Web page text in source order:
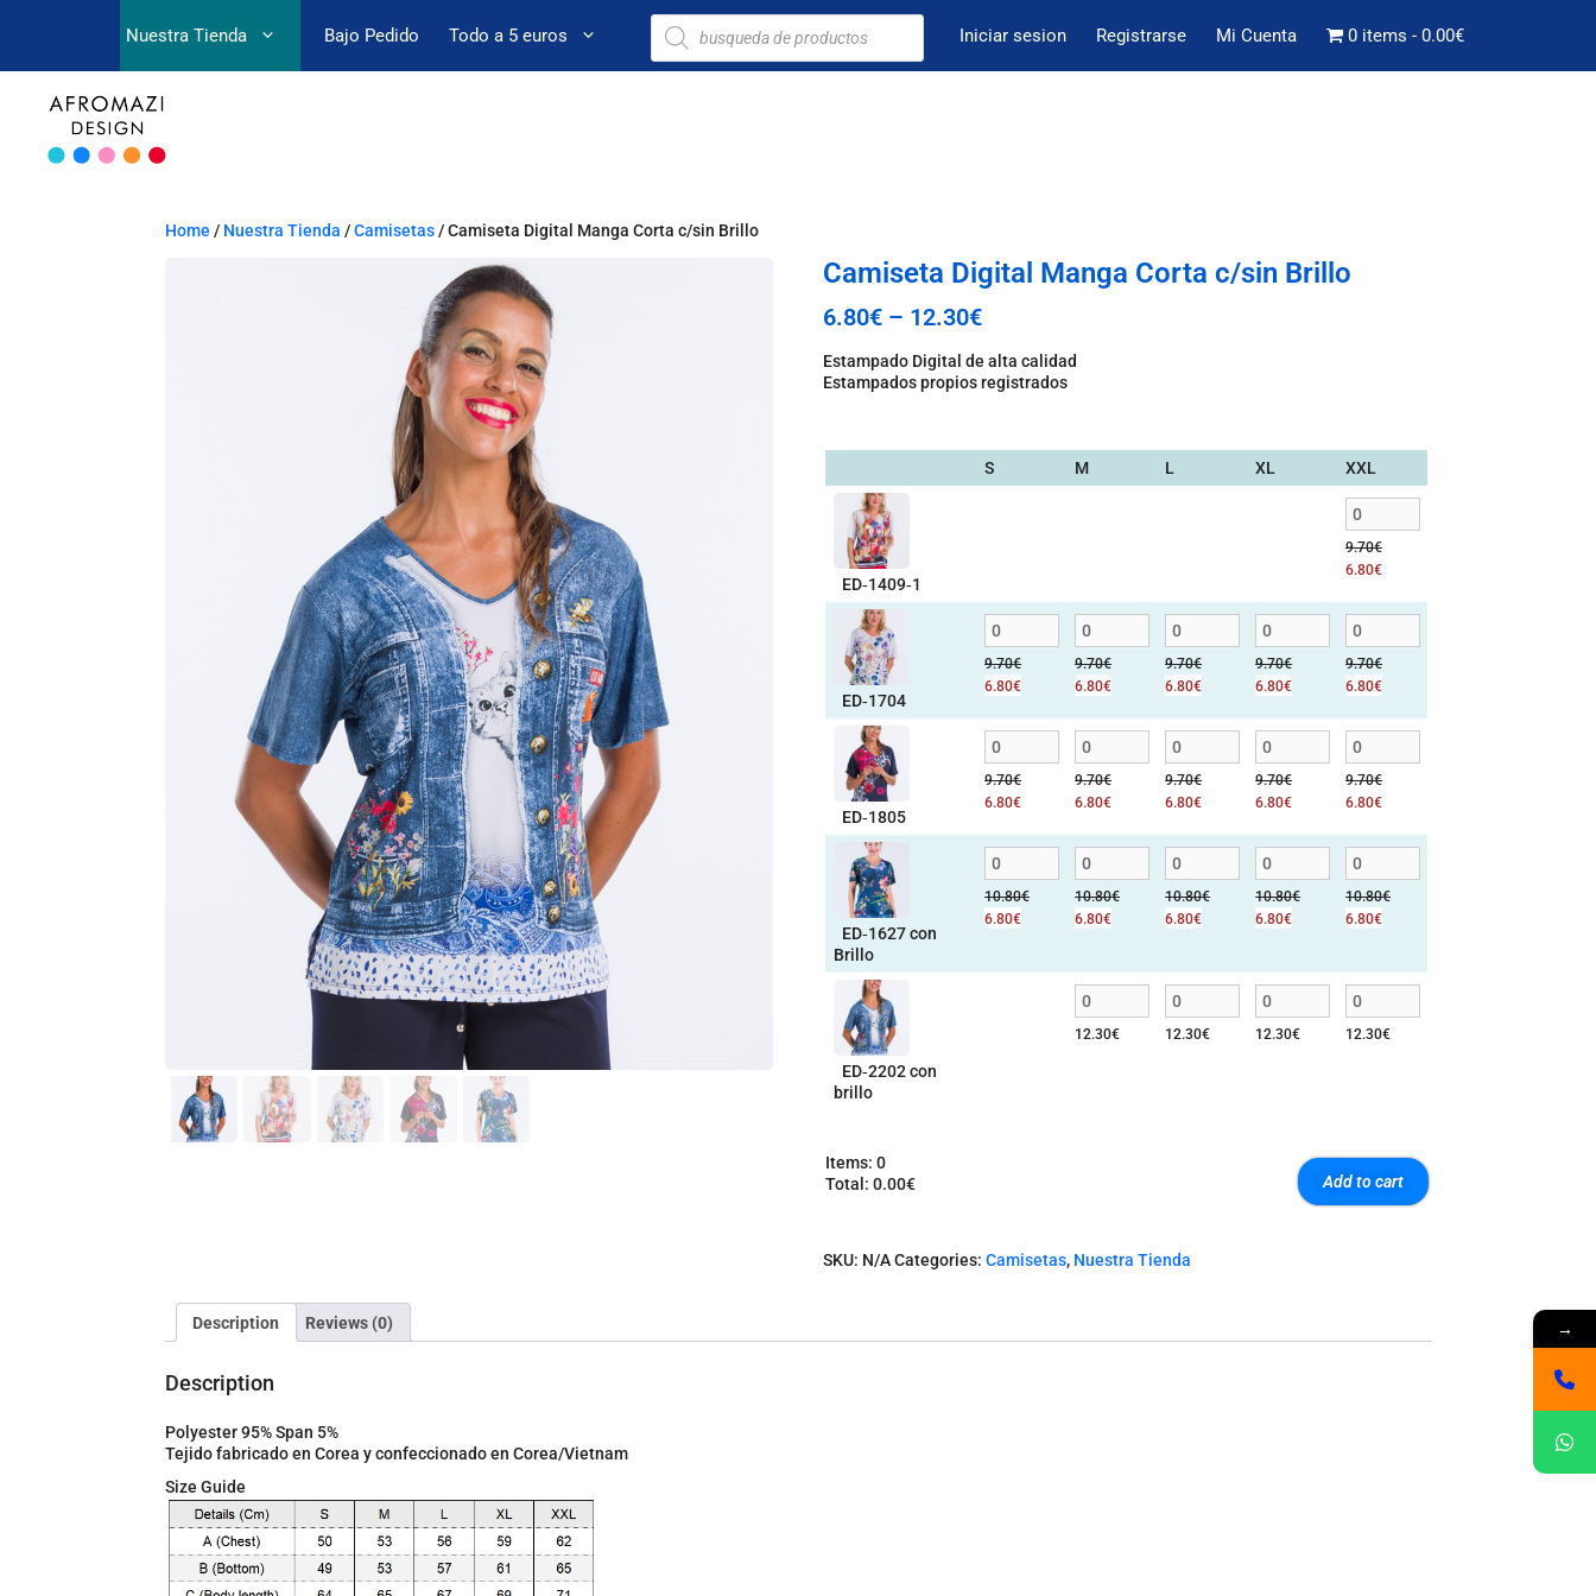
Nuestra Tienda Bajo Pedido Todo a 5 euros Iniciar sesion Registrarse Mi Cuenta 0 items 0.00€
Home / Nuestra Tienda /Camisetas/ Camiseta Digital Manga Corta c/sin Brillo
Camiseta Digital Manga Corta c/sin Brillo
6.80€ – 12.30€
Estampado Digital de alta calidad
Estampados propios registrados
S M L XL XXL
ED‑1409‑1
9.70€
6.80€
ED‑1704
9.70€
6.80€
9.70€
6.80€
9.70€
6.80€
9.70€
6.80€
9.70€
6.80€
ED‑1805
9.70€
6.80€
9.70€
6.80€
9.70€
6.80€
9.70€
6.80€
9.70€
6.80€
ED‑1627 con
Brillo
10.80€
6.80€
10.80€
6.80€
10.80€
6.80€
10.80€
6.80€
10.80€
6.80€
ED‑2202 con
brillo
12.30€ 12.30€ 12.30€ 12.30€
Items:0
Total :0.00€
e
Add to cart
SKU: N/A Categories:Camisetas, Nuestra Tienda
Description Reviews (0)
Description
Polyester 95% Span 5%
Tejido fabricado en Corea y confeccionado en Corea/Vietnam
Size Guide
→